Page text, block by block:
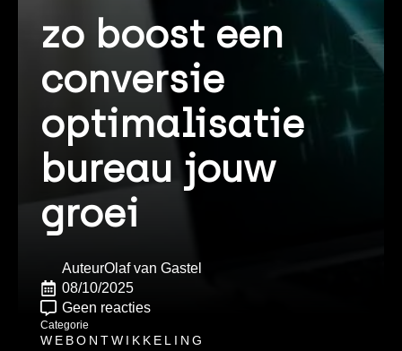
zo boost een
conversie
optimalisatie
bureau jouw
groei
AuteurOlaf van Gastel
08/10/2025
Geen reacties
Categorie
WEBONTWIKKELING